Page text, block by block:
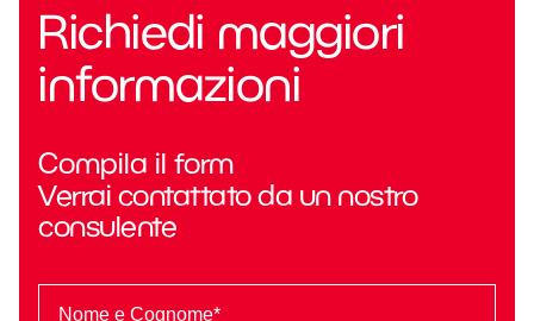
Richiedi maggiori
informazioni
Compila il form
Verrai contattato da un nostro
consulente